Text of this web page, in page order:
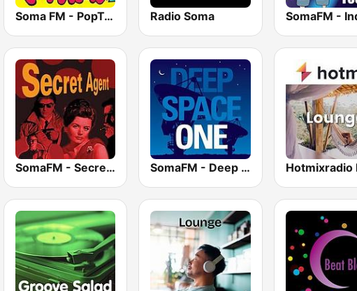
Soma FM - PopTron Radio Soma
SomaFM - Secret Agent SomaFM - Deep Space One